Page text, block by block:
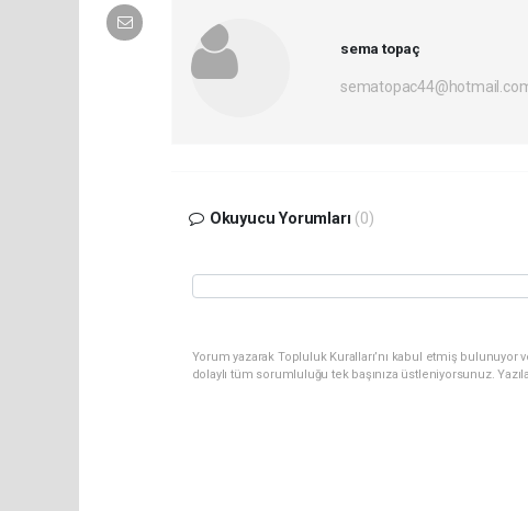
sema topaç
Okuyucu Yorumları (0)
Yorum yazarak Topluluk Kuralları’nı kabul etmiş bulunuyor
dolaylı tüm sorumluluğu tek başınıza üstleniyorsunuz.